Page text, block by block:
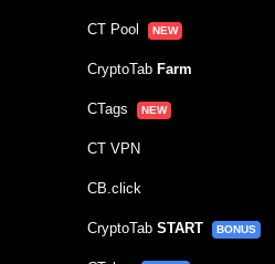
CT Pool NEW
CryptoTab Farm
CTags NEW
CT VPN
CB.click
CryptoTab START BONUS